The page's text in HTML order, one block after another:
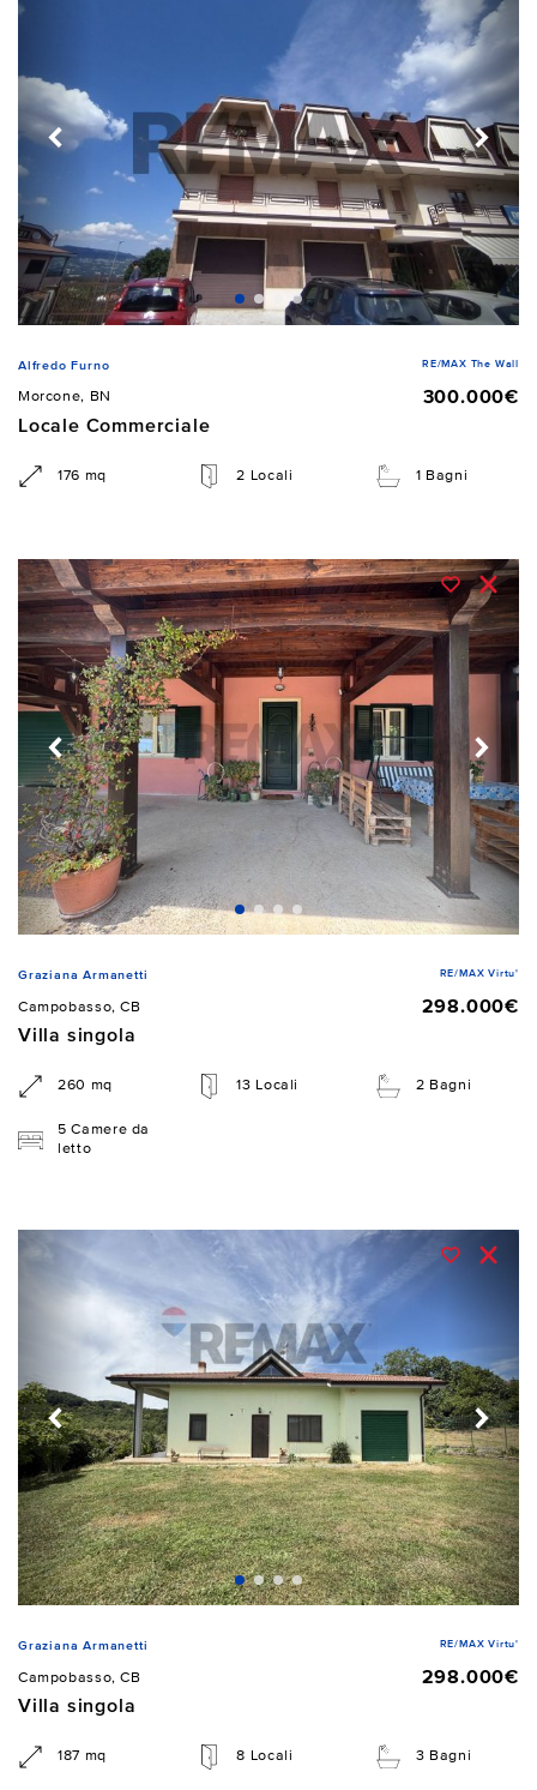
Alfredo Furno RE/MAX The Wall
Morcone, BN
300.000€
Locale Commerciale
176 mq 2 Locali 1 Bagni
Graziana Armanetti RE/MAX Virtu'
Campobasso, CB
298.000€
Villa singola
260 mq 13 Locali 2 Bagni
5 Camere da
letto
Graziana Armanetti RE/MAX Virtu'
Campobasso, CB
298.000€
Villa singola
187 mq 8 Locali 3 Bagni